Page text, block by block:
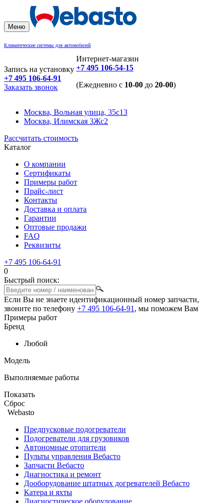
Меню
Климатические системы для автомобилей
Запись на установку
+7 495 106-64-91
Заказать звонок
Интернет-магазин
+7 495 106-54-15
(Ежедневно с 10-00 до 20-00)
Москва, Вольная улица, 35с13
Москва, Илимская 3Жс2
Рассчитать стоимость
Каталог
О компании
Сертификаты
Примеры работ
Прайс-лист
Контакты
Доставка и оплата
Гарантии
Оптовые продажи
FAQ
Реквизиты
+7 495 106-64-91
0
Быстрый поиск:
Если Вы не знаете идентификационный номер запчасти,
звоните по телефону +7 495 106-64-91 , мы поможем Вам
Примеры работ
Бренд
Любой
Модель
Выполняемые работы
Показать
Сброс
Webasto
Предпусковые подогреватели
Подогреватели для грузовиков
Автономные отопители
Пульты управления Вебасто
Запчасти Вебасто
Диагностика и ремонт
Дооборудование штатных догревателей Вебасто
Катера и яхты
Диагностическое оборудование